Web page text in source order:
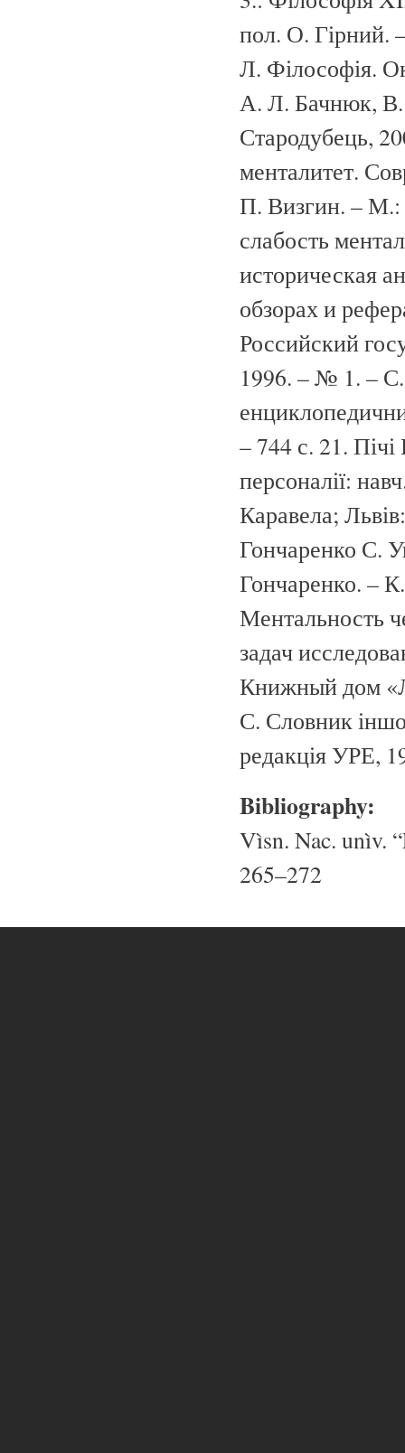
пол. О. Гірний.
Л. Філософія.
А. Л. Бачнюк, В.
Стародубець,
менталитет.
П. Визгин. – М.:
слабость
историческая
обзорах и
Российский
1996. – № 1. –
– 744 с. 21.
персоналії:
Каравела;
Гончаренко С.
Гончаренко. –
Ментальность
задач
Книжный дом
С. Словник
редакція УРЕ,
Bibliography:
Vìsn. Nac. unìv.
265–272